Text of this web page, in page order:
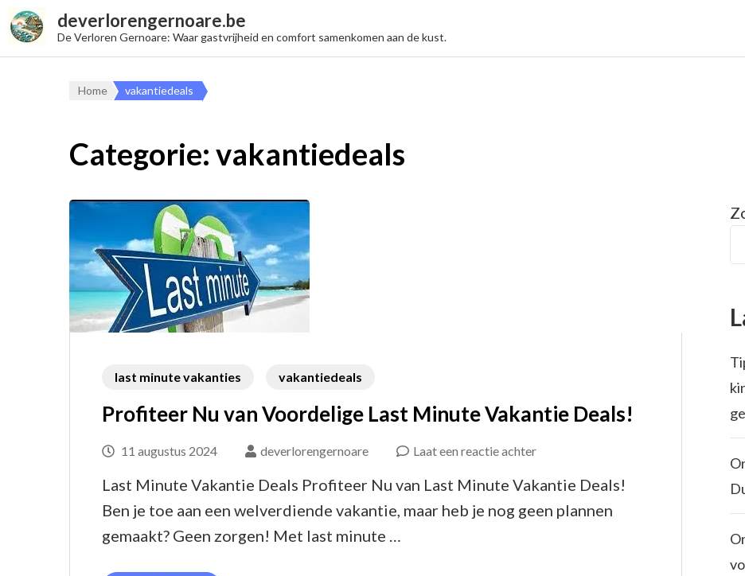
deverlorengernoare.be
De Verloren Gernoare: Waar gastvrijheid en comfort samenkomen aan de kust.
Home vakantiedeals
Categorie:vakantiedeals
last minute vakanties vakantiedeals
Profiteer Nu van Voordelige Last Minute Vakantie Deals!
11 augustus 2024 deverlorengernoare Laat een reactie achterop
Last Minute Vakantie Deals Profiteer Nu van Last Minute Vakantie Deals!
Ben je toe aan een welverdiende vakantie, maar heb je nog geen plannen
gemaakt? Geen zorgen! Met last minute …